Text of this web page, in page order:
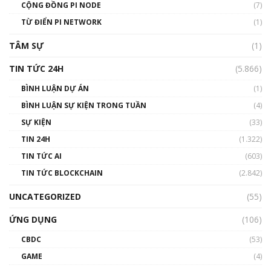
01:29:26
CỘNG ĐỒNG PI NODE
(7)
TỪ ĐIỂN PI NETWORK
(1)
TÂM SỰ
(1)
TIN TỨC 24H
(5.866)
BÌNH LUẬN DỰ ÁN
(1)
BÌNH LUẬN SỰ KIỆN TRONG TUẦN
(4)
SỰ KIỆN
(33)
TIN 24H
(1.322)
TIN TỨC AI
(603)
TIN TỨC BLOCKCHAIN
(2.842)
UNCATEGORIZED
(55)
ỨNG DỤNG
(106)
CBDC
(53)
GAME
(4)